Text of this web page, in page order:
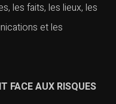
les faits, les lieux, les
et les
FACE AUX RISQUES